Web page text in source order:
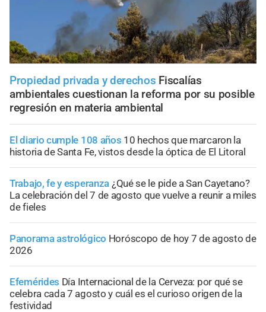
Propiedad privada y derechos Fiscalías
ambientales cuestionan la reforma por su posible
regresión en materia ambiental
El diario cumple 108 años 10 hechos que marcaron la
historia de Santa Fe, vistos desde la óptica de El Litoral
Trabajo, fe y esperanza ¿Qué se le pide a San Cayetano?
La celebración del 7 de agosto que vuelve a reunir a miles
de fieles
Panorama astrológico Horóscopo de hoy 7 de agosto de
2026
Efemérides Día Internacional de la Cerveza: por qué se
celebra cada 7 agosto y cuál es el curioso origen de la
festividad